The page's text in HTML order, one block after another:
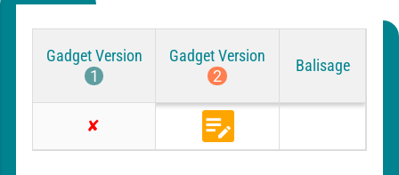
Gadget Version
1
Gadget Version
2
Balisage
l